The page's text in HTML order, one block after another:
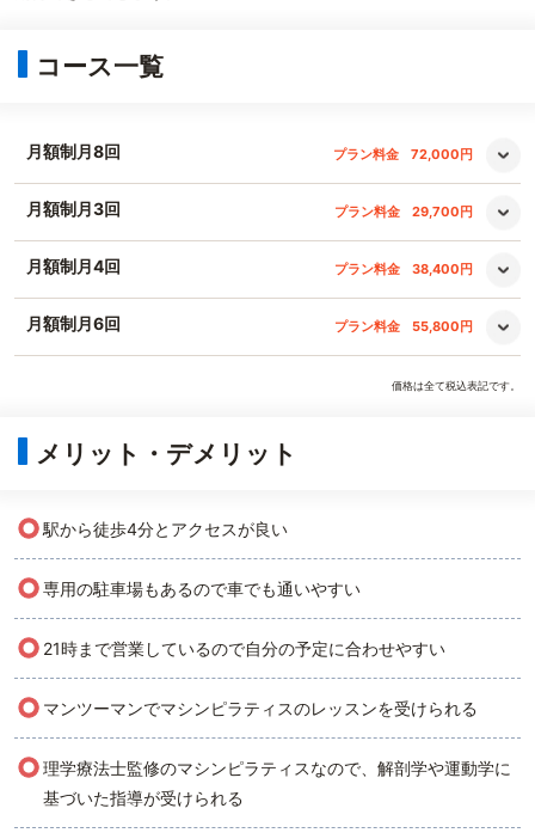
コース一覧
月額制月8回 プラン料金 72,000円
月額制月3回 プラン料金 29,700円
月額制月4回 プラン料金 38,400円
月額制月6回 プラン料金 55,800円
価格は全て税込表記です。
メリット・デメリット
○駅から徒歩4分とアクセスが良い
○専用の駐車場もあるので車でも通いやすい
○ 21時まで営業しているので自分の予定に合わせやすい
○ マンツーマンでマシンピラティスのレッスンを受けられる
○理学療法士監修のマシンピラティスなので、解剖学や運動学に
基づいた指導が受けられる